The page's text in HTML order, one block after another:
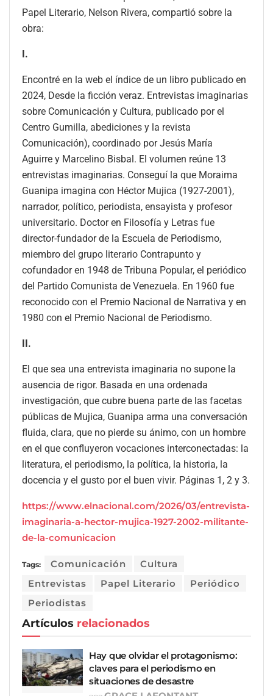
Papel Literario, Nelson Rivera, compartió sobre la
obra:
I.
Encontré en la web el índice de un libro publicado en
2024, Desde la ficción veraz. Entrevistas imaginarias
sobre Comunicación y Cultura, publicado por el
Centro Gumilla, abediciones y la revista
Comunicación), coordinado por Jesús María
Aguirre y Marcelino Bisbal. El volumen reúne 13
entrevistas imaginarias. Conseguí la que Moraima
Guanipa imagina con Héctor Mujica (1927-2001),
narrador, político, periodista, ensayista y profesor
universitario. Doctor en Filosofía y Letras fue
director-fundador de la Escuela de Periodismo,
miembro del grupo literario Contrapunto y
cofundador en 1948 de Tribuna Popular, el periódico
del Partido Comunista de Venezuela. En 1960 fue
reconocido con el Premio Nacional de Narrativa y en
1980 con el Premio Nacional de Periodismo.
II.
El que sea una entrevista imaginaria no supone la
ausencia de rigor. Basada en una ordenada
investigación, que cubre buena parte de las facetas
públicas de Mujica, Guanipa arma una conversación
fluida, clara, que no pierde su ánimo, con un hombre
en el que confluyeron vocaciones interconectadas: la
literatura, el periodismo, la política, la historia, la
docencia y el gusto por el buen vivir. Páginas 1, 2 y 3.
https://www.elnacional.com/2026/03/entrevista-
imaginaria-a-hector-mujica-1927-2002-militante-
de-la-comunicacion
Tags: Comunicación
Cultura
Entrevistas
Papel Literario
Periódico
Periodistas
Artículos relacionados
Hay que olvidar el protagonismo:
claves para el periodismo en
situaciones de desastre